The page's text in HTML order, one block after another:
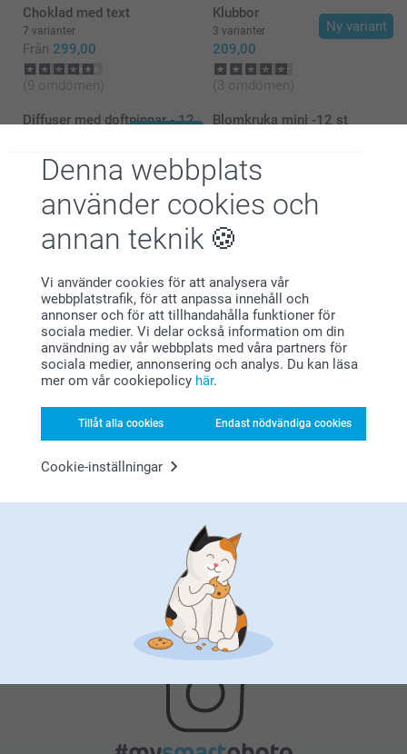
Denna webbplats
använder cookies och
annan teknik
Vi använder cookies för att analysera vår
webbplatstrafik, för att anpassa innehåll och
annonser och för att tillhandahålla funktioner för
sociala medier. Vi delar också information om din
användning av vår webbplats med våra partners för
sociala medier, annonsering och analys. Du kan läsa
mer om vår cookiepolicy här.
Tillåt alla cookies Endast nödvändiga cookies
Cookie-inställningar
vårt kontaktformulär här:
https://www.smartphoto.se/kontaktaoss.
Vi ser fram emot att höra från dig.
Varma hälsningar,
Kirsi @smartphoto
Choklad med text
7 varianter
Från 299,00
(9 omdömen)
Ny variant
Klubbor
3 varianter
209,00
(3 omdömen)
Diffuser med doftpinnar - 12
409,00
Blomkruka mini -12 st
Från
Varförsmartphoto
Nöjd kundgaranti
Bonus på alla dina köp